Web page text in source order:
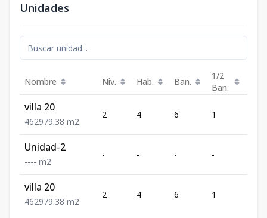
Unidades
Nombre Niv. Hab. Ban.
1/2
Ban.
villa 20
462979.38 m2
2 4 6 1
Unidad-2
---- m2
- - - -
villa 20
462979.38 m2
2 4 6 1